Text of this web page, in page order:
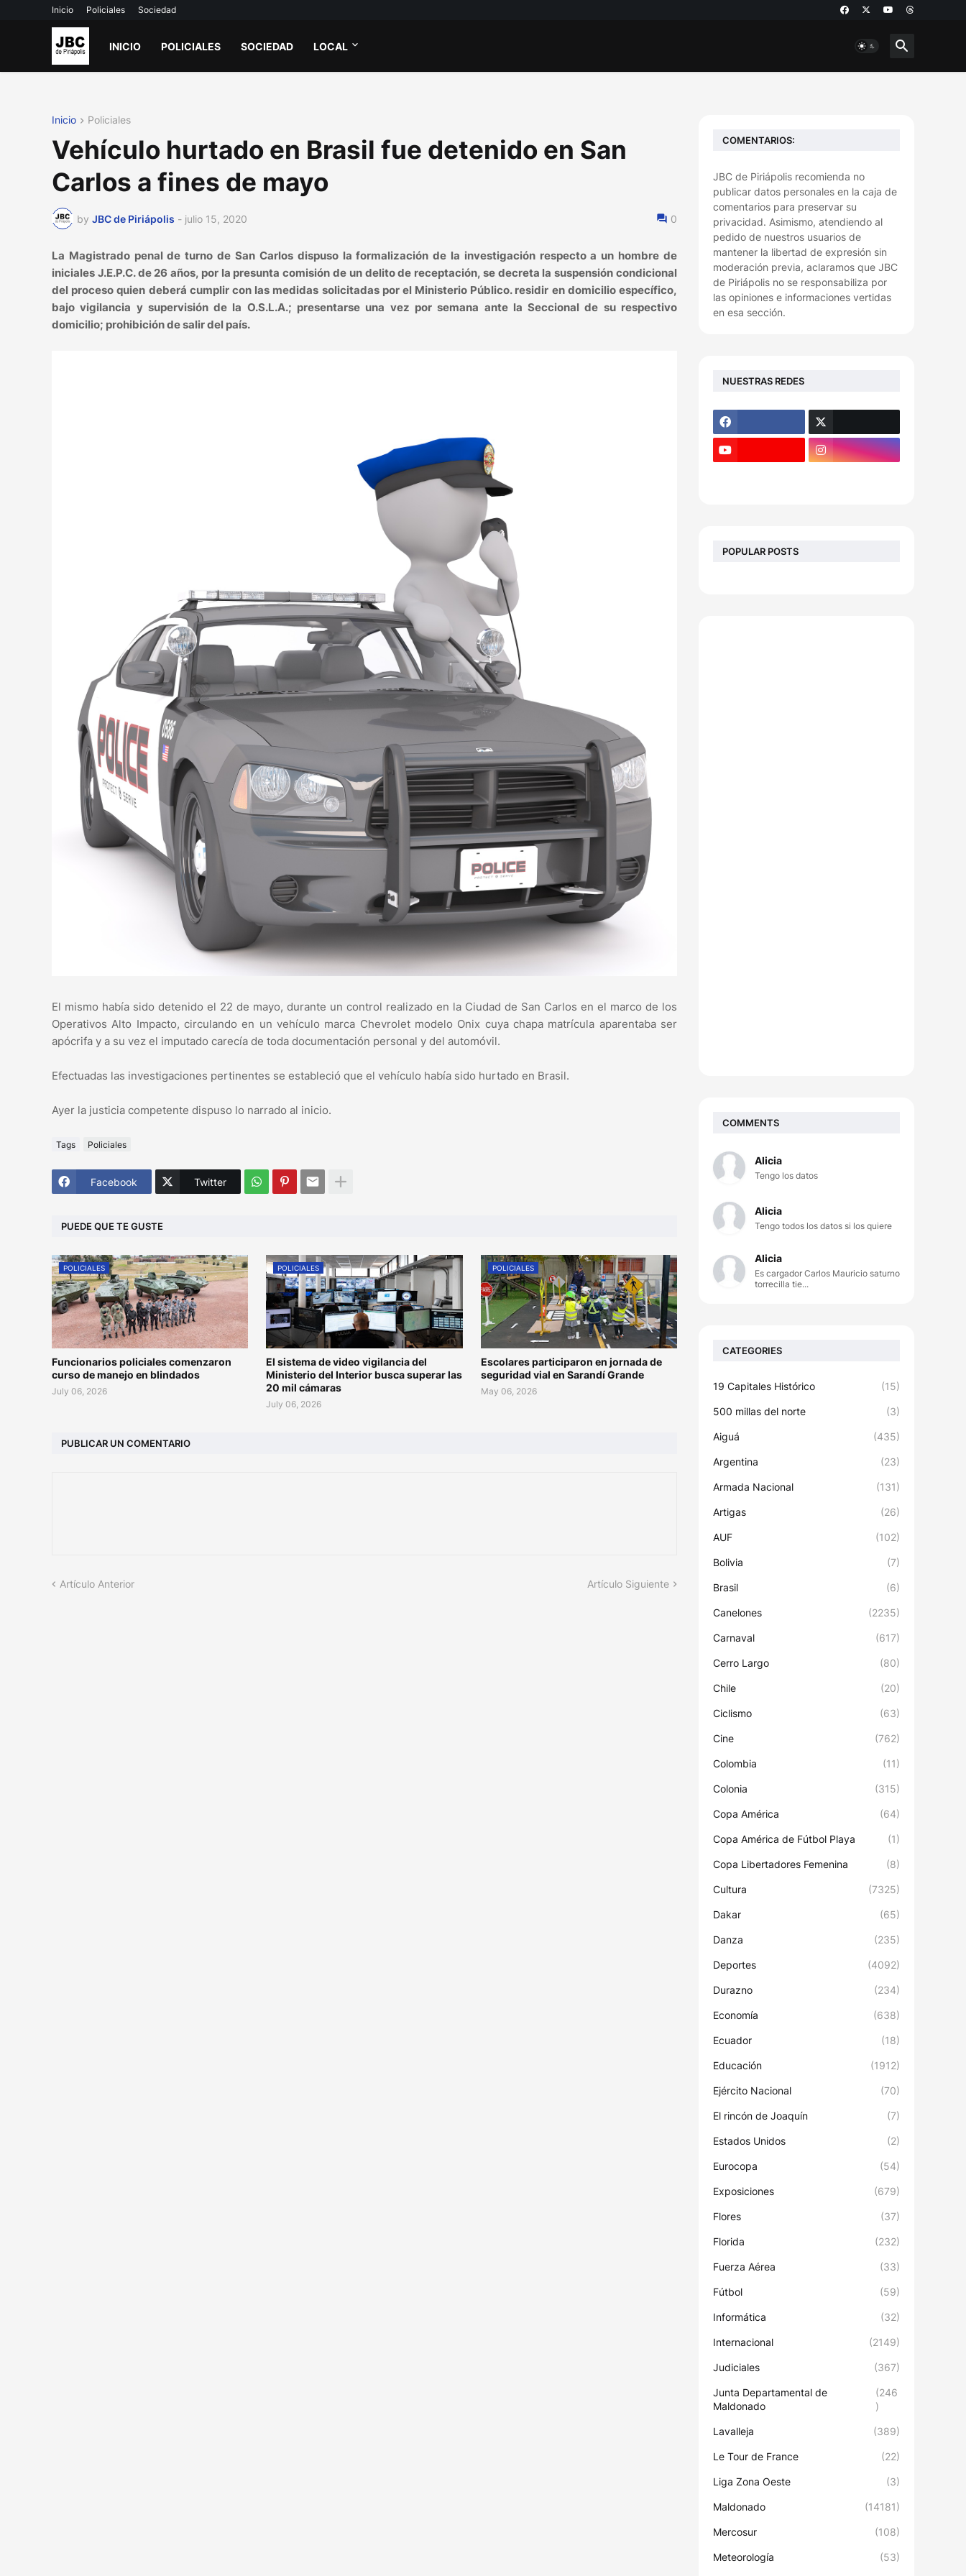
Inicio Policiales Sociedad
INICIO POLICIALES SOCIEDAD LOCAL
Inicio Policiales
Vehículo hurtado en Brasil fue detenido en San
Carlos a fines de mayo
by JBC de Piriápolis - julio 15, 2020 0
La Magistrado penal de turno de San Carlos dispuso la formalización de la investigación respecto a un hombre de
iniciales J.E.P.C. de 26 años, por la presunta comisión de un delito de receptación, se decreta la suspensión condicional
del proceso quien deberá cumplir con las medidas solicitadas por el Ministerio Público. residir en domicilio específico,
bajo vigilancia y supervisión de la O.S.L.A.; presentarse una vez por semana ante la Seccional de su respectivo
domicilio; prohibición de salir del país.
El mismo había sido detenido el 22 de mayo, durante un control realizado en la Ciudad de San Carlos en el marco de los
Operativos Alto Impacto, circulando en un vehículo marca Chevrolet modelo Onix cuya chapa matrícula aparentaba ser
apócrifa y a su vez el imputado carecía de toda documentación personal y del automóvil.
Efectuadas las investigaciones pertinentes se estableció que el vehículo había sido hurtado en Brasil.
Ayer la justicia competente dispuso lo narrado al inicio.
Tags Policiales
Facebook Twitter
PUEDE QUE TE GUSTE
POLICIALES
Funcionarios policiales comenzaron
curso de manejo en blindados
July 06, 2026
POLICIALES
El sistema de video vigilancia del
Ministerio del Interior busca superar las
20 mil cámaras
July 06, 2026
POLICIALES
Escolares participaron en jornada de
seguridad vial en Sarandí Grande
May 06, 2026
PUBLICAR UN COMENTARIO
Artículo Anterior Artículo Siguiente
COMENTARIOS:
JBC de Piriápolis recomienda no
publicar datos personales en la caja de
comentarios para preservar su
privacidad. Asimismo, atendiendo al
pedido de nuestros usuarios de
mantener la libertad de expresión sin
moderación previa, aclaramos que JBC
de Piriápolis no se responsabiliza por
las opiniones e informaciones vertidas
en esa sección.
NUESTRAS REDES
POPULAR POSTS
COMMENTS
Alicia
Tengo los datos
Alicia
Tengo todos los datos si los quiere
Alicia
Es cargador Carlos Mauricio saturno
torrecilla tie...
CATEGORIES
19 Capitales Histórico (15)
500 millas del norte (3)
Aiguá (435)
Argentina (23)
Armada Nacional (131)
Artigas (26)
AUF (102)
Bolivia (7)
Brasil (6)
Canelones (2235)
Carnaval (617)
Cerro Largo (80)
Chile (20)
Ciclismo (63)
Cine (762)
Colombia (11)
Colonia (315)
Copa América (64)
Copa América de Fútbol Playa (1)
Copa Libertadores Femenina (8)
Cultura (7325)
Dakar (65)
Danza (235)
Deportes (4092)
Durazno (234)
Economía (638)
Ecuador (18)
Educación (1912)
Ejército Nacional (70)
El rincón de Joaquín (7)
Estados Unidos (2)
Eurocopa (54)
Exposiciones (679)
Flores (37)
Florida (232)
Fuerza Aérea (33)
Fútbol (59)
Informática (32)
Internacional (2149)
Judiciales (367)
Junta Departamental de
Maldonado
(246
)
Lavalleja (389)
Le Tour de France (22)
Liga Zona Oeste (3)
Maldonado (14181)
Mercosur (108)
Meteorología (53)